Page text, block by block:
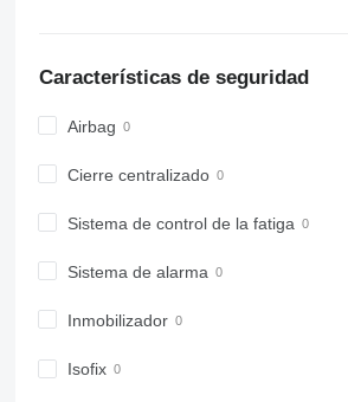
Características de seguridad
Airbag
Cierre centralizado
Sistema de control de la fatiga
Sistema de alarma
Inmobilizador
Isofix